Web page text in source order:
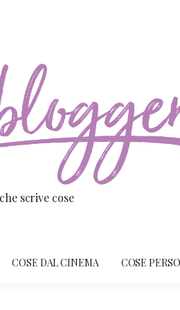
scrive cose
COSE DAL CINEMA COSE